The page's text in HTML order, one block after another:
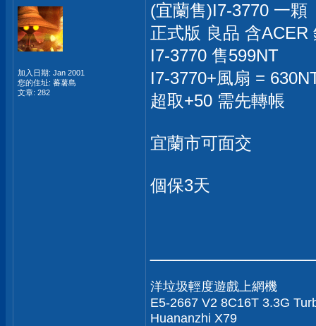
加入日期: Jan 2001
您的住址: 蕃薯島
文章: 282
(宜蘭售)I7-3770 一顆
正式版 良品 含ACER
I7-3770 售599NT
I7-3770+風扇 =
超取+50 需先轉帳
宜蘭市可面交
個保3天
洋垃圾輕度遊戲上網機
E5-2667 V2 8C16T 3.3G
Huananzhi X79